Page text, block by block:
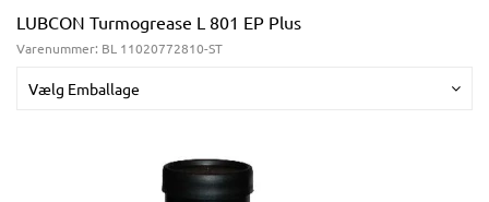
LUBCON Turmogrease L 801 EP Plus
Varenummer: BL 11020772810-ST
Vælg Emballage